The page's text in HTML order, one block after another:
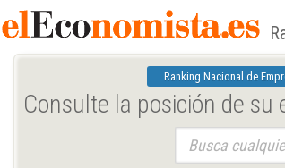
Ranking Nacional de
Consulte la posición de su